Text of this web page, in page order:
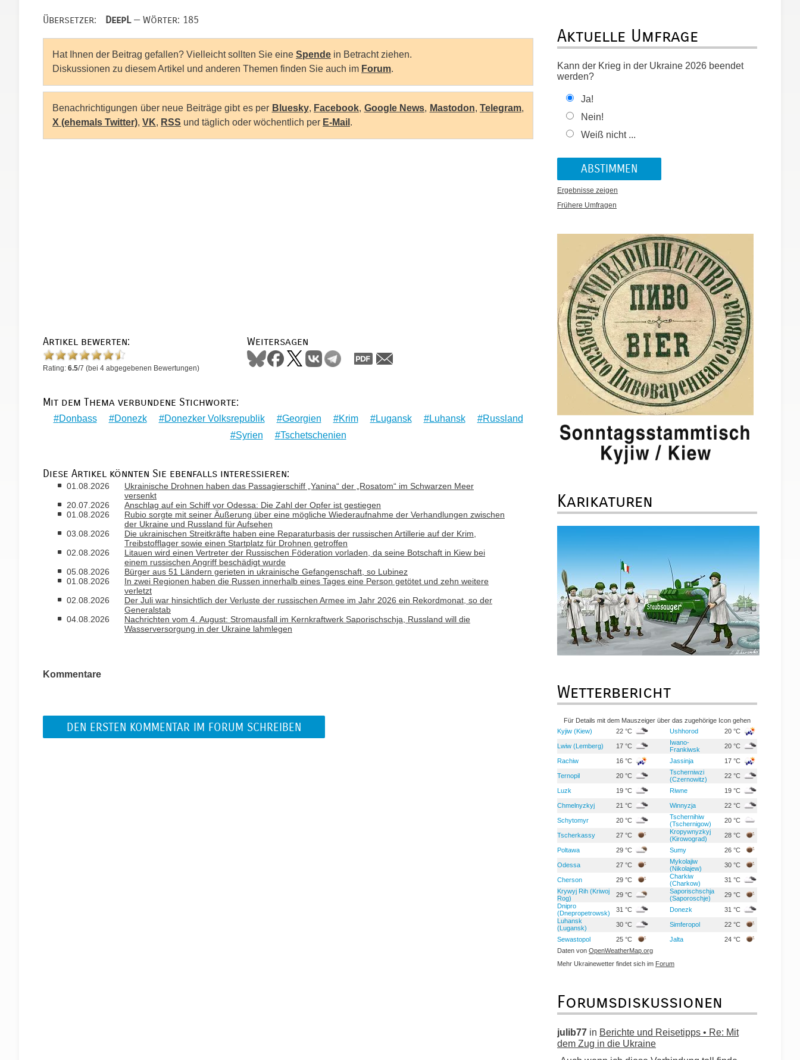
Übersetzer: DeepL— Wörter: 185
Hat Ihnen der Beitrag gefallen? Vielleicht sollten Sie eine Spende in Betracht ziehen.
Diskussionen zu diesem Artikel und anderen Themen finden Sie auch im Forum.
Benachrichtigungen über neue Beiträge gibt es per Bluesky, Facebook, Google News, Mastodon, Telegram,
X (ehemals Twitter), VK, RSS und täglich oder wöchentlich per E-Mail .
Artikel bewerten:
Rating: 6.5/7 (bei 4 abgegebenen Bewertungen)
Weitersagen
Mit dem Thema verbundene Stichworte:
Donbass Donezk Donezker Volksrepublik Georgien Krim Lugansk Luhansk
Russland
Syrien
Tschetschenien
Diese Artikel könnten Sie ebenfalls interessieren:
01.08.2026
Ukrainische Drohnen haben das Passagierschiff „Yanina“ der „Rosatom“ im Schwarzen Meer
versenkt
20.07.2026
Anschlag auf ein Schiff vor Odessa: Die Zahl der Opfer ist gestiegen
01.08.2026
Rubio sorgte mit seiner Äußerung über eine mögliche Wiederaufnahme der Verhandlungen zwischen
der Ukraine und Russland für Aufsehen
03.08.2026
Die ukrainischen Streitkräfte haben eine Reparaturbasis der russischen Artillerie auf der Krim,
Treibstofflager sowie einen Startplatz für Drohnen getroffen
02.08.2026
Litauen wird einen Vertreter der Russischen Föderation vorladen, da seine Botschaft in Kiew bei
einem russischen Angriff beschädigt wurde
05.08.2026
Bürger aus 51 Ländern gerieten in ukrainische Gefangenschaft, so Lubinez
01.08.2026
In zwei Regionen haben die Russen innerhalb eines Tages eine Person getötet und zehn weitere
verletzt
02.08.2026
Der Juli war hinsichtlich der Verluste der russischen Armee im Jahr 2026 ein Rekordmonat, so der
Generalstab
04.08.2026
Nachrichten vom 4. August: Stromausfall im Kernkraftwerk Saporischschja, Russland will die
Wasserversorgung in der Ukraine lahmlegen
Kommentare
DEN ERSTEN KOMMENTAR IM FORUM SCHREIBEN
Aktuelle Umfrage
Kann der Krieg in der Ukraine 2026 beendet
werden?
Ja!
Nein!
Weiß nicht ...
Ergebnisse zeigen
Frühere Umfragen
Karikaturen
Wetterbericht
Für Details mit dem Mauszeiger über das zugehörige Icon gehen
Kyjiw (Kiew)
22 °C Ushhorod 20 °C
Lwiw (Lemberg) 17 °C
Iwano-
Frankiwsk
20 °C
Rachiw 16 °C Jassinja 17 °C
Ternopil 20 °C
Tscherniwzi
(Czernowitz)
22 °C
Luzk 19 °C Riwne 19 °C
Chmelnyzkyj 21 °C Winnyzja 22 °C
Schytomyr 20 °C
Tschernihiw
(Tschernigow)
20 °C
Tscherkassy 27 °C
Kropywnyzkyj
(Kirowograd)
28 °C
Poltawa 29 °C Sumy 26 °C
Odessa 27 °C
Mykolajiw
(Nikolajew)
30 °C
Cherson 29 °C
Charkiw
(Charkow)
31 °C
Krywyj Rih (Kriwoj
Rog)
29 °C
Saporischschja
(Saporoschje)
29 °C
Dnipro
(Dnepropetrowsk)
31 °C Donezk
31 °C
Luhansk
(Lugansk)
30 °C Simferopol 22 °C
Sewastopol 25 °C Jalta
24 °C
Daten von OpenWeatherMap.org
Mehr Ukrainewetter findet sich im Forum
Forumsdiskussionen
julib77 in Berichte und Reisetipps • Re: Mit
dem Zug in die Ukraine